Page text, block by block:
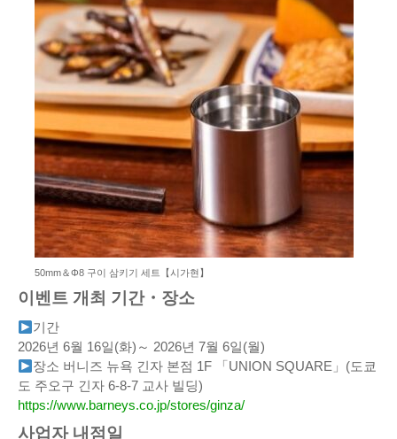
50mm＆Φ8 구이 삼키기 세트【시가현】
이벤트 개최 기간・장소
기간
2026년 6월 16일(화)～ 2026년 7월 6일(월)
장소 버니즈 뉴욕 긴자 본점 1F 「UNION SQUARE」(도쿄
도 주오구 긴자 6-8-7 교사 빌딩)
https://www.barneys.co.jp/stores/ginza/
사업자 내점일